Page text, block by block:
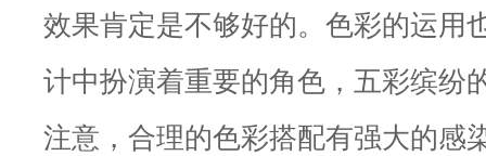
效果肯定是不够好的。色彩的运用
计中扮演着重要的角色，五彩缤纷
注意，合理的色彩搭配有强大的感